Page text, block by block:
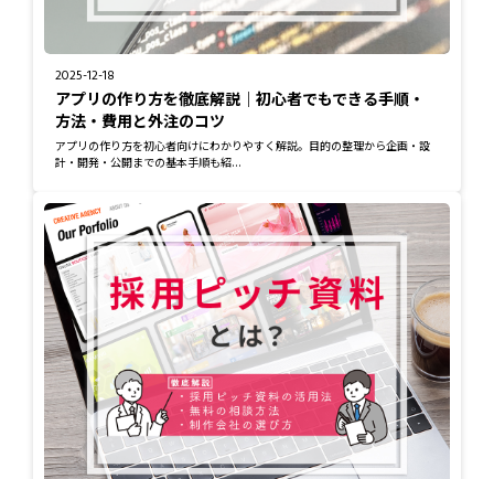
2025-12-18
アプリの作り方を徹底解説｜初心者でもできる手順・
方法・費用と外注のコツ
アプリの作り方を初心者向けにわかりやすく解説。目的の整理から企画・設
計・開発・公開までの基本手順も紹...